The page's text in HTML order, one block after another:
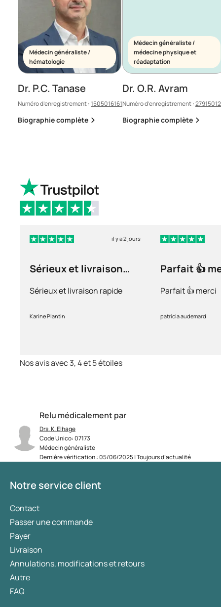
Relu médicalement par
Drs. K. Elhage
Code Unico: 07173
Médecin généraliste
Dernière vérification : 05/06/2025 | Toujours d’actualité
Médecin généraliste /
hématologie
Dr. P.C. Tanase
Numéro d’enregistrement :1505016161
Biographie complète
Médecin généraliste /
médecine physique et
réadaptation
Dr. O.R. Avram
Numéro d’enregistrement :
Biographie complète
il y a 2 jours
Sérieux et livraison
Sérieux et livraison rapide
Karine Plantin
Parfait 👍
Parfait 👍 merci
patricia audemard
Nos avis avec 3, 4 et 5 étoiles
Notre service client
Contact
Passer une commande
Payer
Livraison
Annulations, modifications et retours
Autre
FAQ